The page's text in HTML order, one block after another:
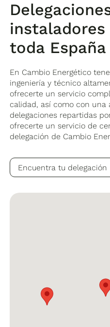
toda España
En Cambio Energético
ingeniería y técnico
ofrecerte un servicio
calidad, así como con una
delegaciones repartidas
ofrecerte un servicio de
delegación de Cambio